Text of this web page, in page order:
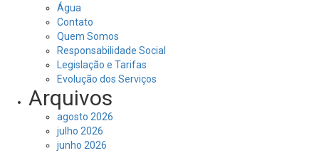
Água
Contato
Quem Somos
Responsabilidade Social
Legislação e Tarifas
Evolução dos Serviços
Arquivos
agosto 2026
julho 2026
junho 2026